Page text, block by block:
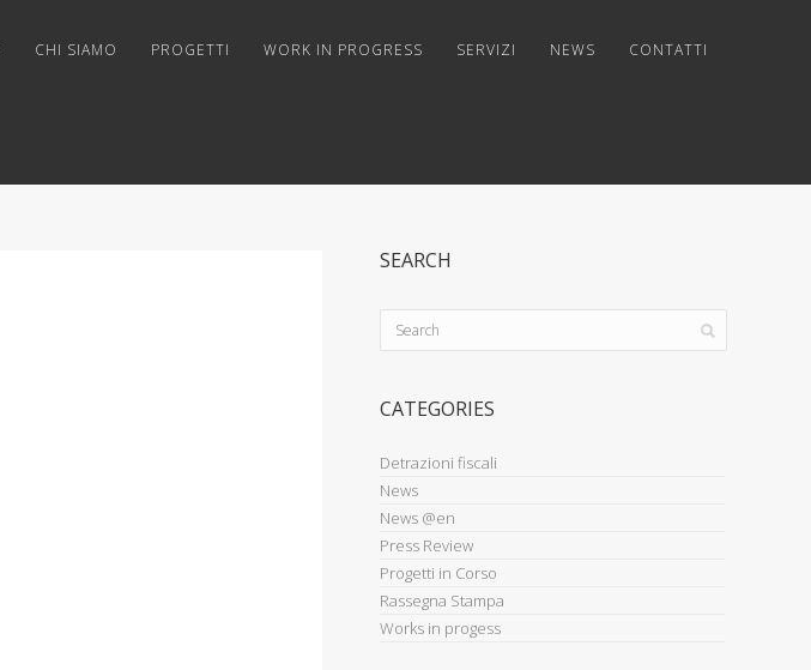
CHI SIAMO PROGETTI WORK IN PROGRESS SERVIZI NEWS CONTATTI
SEARCH
CATEGORIES
Detrazioni fiscali
News
News @en
Press Review
Progetti in Corso
Rassegna Stampa
Works in progess